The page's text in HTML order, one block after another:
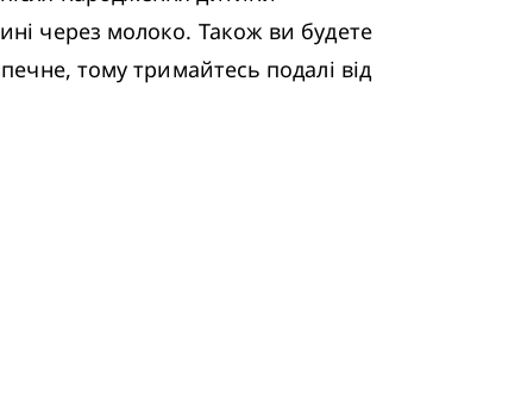
через молоко. Також ви будете
тому тримайтесь подалі від